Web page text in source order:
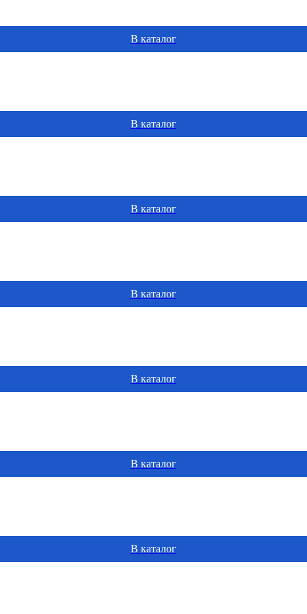
В каталог
В каталог
В каталог
В каталог
В каталог
В каталог
В каталог